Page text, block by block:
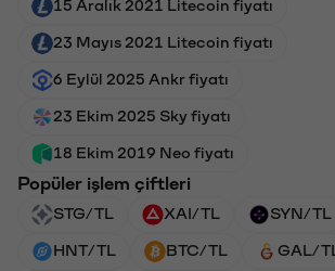
15 Aralık 2021 Litecoin fiyatı
23 Mayıs 2021 Litecoin fiyatı
6 Eylül 2025 Ankr fiyatı
23 Ekim 2025 Sky fiyatı
18 Ekim 2019 Neo fiyatı
Popüler işlem çiftleri
STG/TL XAI/TL SYN/TL
HNT/TL BTC/TL GAL/TL